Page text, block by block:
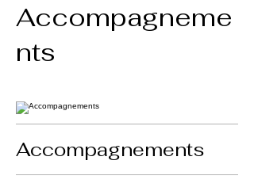
Accompagneme
nts
Accompagnements